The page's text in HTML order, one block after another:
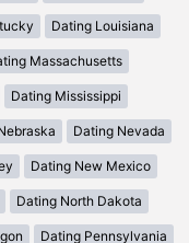
Dating Louisiana
Massachusetts
Dating Mississippi
Dating Nevada
Dating New Mexico
Dating North Dakota
Dating Pennsylvania